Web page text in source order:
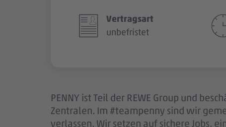
Vertragsart
unbefristet
PENNY ist Teil der REWE Group und
Zentralen. Im #teampenny sind wir
verlassen. Wir setzen auf sichere Jobs,